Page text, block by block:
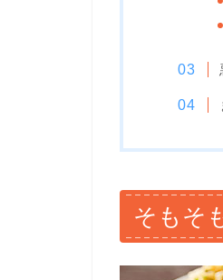
そもそ